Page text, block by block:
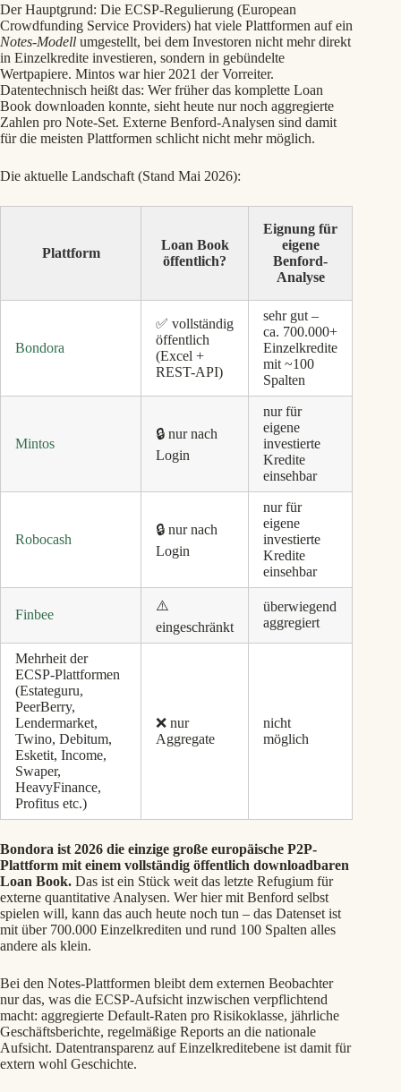
Der Hauptgrund: Die ECSP-Regulierung (European
Crowdfunding Service Providers) hat viele Plattformen auf ein
Notes-Modell umgestellt, bei dem Investoren nicht mehr direkt
in Einzelkredite investieren, sondern in gebündelte
Wertpapiere. Mintos war hier 2021 der Vorreiter.
Datentechnisch heißt das: Wer früher das komplette Loan
Book downloaden konnte, sieht heute nur noch aggregierte
Zahlen pro Note-Set. Externe Benford-Analysen sind damit
für die meisten Plattformen schlicht nicht mehr möglich.
Die aktuelle Landschaft (Stand Mai 2026):
Plattform
Loan Book
öffentlich?
Eignung für
eigene
Benford-
Analyse
Bondora
✅ vollständig
öffentlich
(Excel +
REST-API)
sehr gut –
ca. 700.000+
Einzelkredite
mit ~100
Spalten
Mintos
🔒 nur nach
Login
nur für
eigene
investierte
Kredite
einsehbar
Robocash
🔒 nur nach
Login
nur für
eigene
investierte
Kredite
einsehbar
Finbee
⚠️
eingeschränkt
überwiegend
aggregiert
Mehrheit der
ECSP-Plattformen
(Estateguru,
PeerBerry,
Lendermarket,
Twino, Debitum,
Esketit, Income,
Swaper,
HeavyFinance,
Profitus etc.)
❌ nur
Aggregate
nicht
möglich
Bondora ist 2026 die einzige große europäische P2P-
Plattform mit einem vollständig öffentlich downloadbaren
Loan Book. Das ist ein Stück weit das letzte Refugium für
externe quantitative Analysen. Wer hier mit Benford selbst
spielen will, kann das auch heute noch tun – das Datenset ist
mit über 700.000 Einzelkrediten und rund 100 Spalten alles
andere als klein.
Bei den Notes-Plattformen bleibt dem externen Beobachter
nur das, was die ECSP-Aufsicht inzwischen verpflichtend
macht: aggregierte Default-Raten pro Risikoklasse, jährliche
Geschäftsberichte, regelmäßige Reports an die nationale
Aufsicht. Datentransparenz auf Einzelkreditebene ist damit für
extern wohl Geschichte.